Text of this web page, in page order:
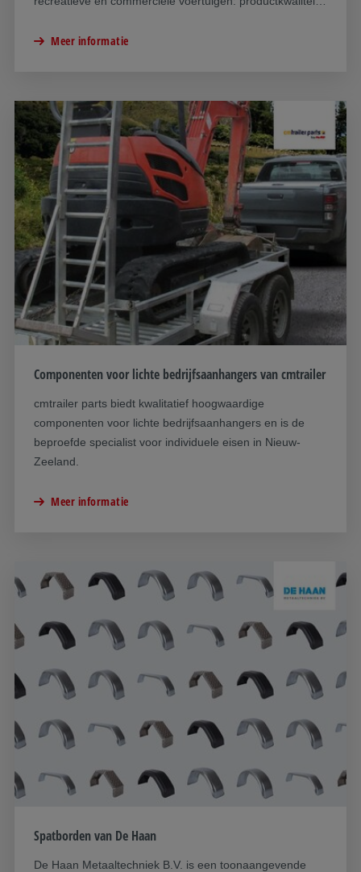
Meer informatie
Componenten voor lichte bedrijfsaanhangers van cmtrailer
cmtrailer parts biedt kwalitatief hoogwaardige
componenten voor lichte bedrijfsaanhangers en is de
beproefde specialist voor individuele eisen in Nieuw-
Zeeland.
Meer informatie
Spatborden van De Haan
De Haan Metaaltechniek B.V. is een toonaangevende